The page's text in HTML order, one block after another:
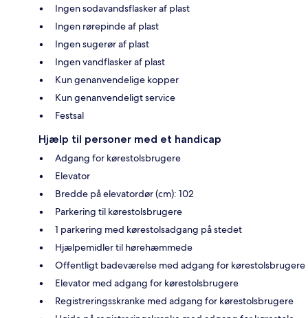
Ingen sodavandsflasker af plast
Ingen rørepinde af plast
Ingen sugerør af plast
Ingen vandflasker af plast
Kun genanvendelige kopper
Kun genanvendeligt service
Festsal
Hjælp til personer med et handicap
Adgang for kørestolsbrugere
Elevator
Bredde på elevatordør (cm): 102
Parkering til kørestolsbrugere
1 parkering med kørestolsadgang på stedet
Hjælpemidler til hørehæmmede
Offentligt badeværelse med adgang for kørestolsbrugere
Elevator med adgang for kørestolsbrugere
Registreringsskranke med adgang for kørestolsbrugere